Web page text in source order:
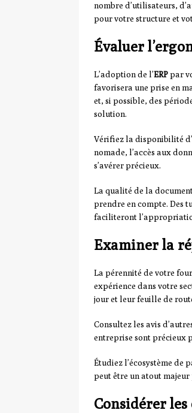
nombre d’utilisateurs,
pour votre structure et
Évaluer
L’adoption de l’ERPpar
favorisera une prise en
et, si possible, des
solution.
Vérifiez la disponibilité
nomade, l’accès aux
s’avérer précieux.
La qualité de la
prendre en compte. Des
faciliteront
Examiner la
La pérennité de votre
expérience dans votre
jour et leur feuille de
Consultez les avis
entreprise sont précieux
Étudiez l’écosystème de
peut être un atout
Considérer